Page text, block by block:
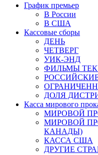
График премьер
В России
В США
Кассовые сборы
ДЕНЬ
ЧЕТВЕРГ
УИК-ЭНД
ФИЛЬМЫ
ДОЛЯ
Касса мирового
МИРОВОЙ
МИРОВОЙ
КАНАДЫ)
КАССА США
ДРУГИЕ